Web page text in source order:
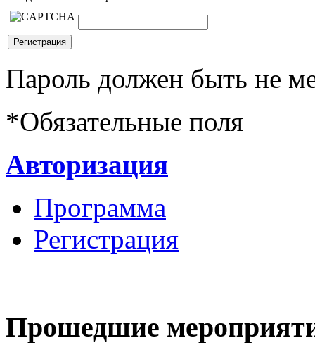
Пароль должен быть не
*Обязательные поля
Авторизация
Программа
Регистрация
Прошедшие